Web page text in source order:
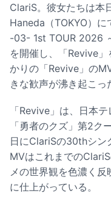
ClariS。彼女たちは本
Haneda（TOKYO）
-03- 1st TOUR 2026
を開催し、「Revive
かりの「Revive」の
きな歓声が沸き起こっ
「Revive」は、日本
「勇者のクズ」第2ク
日にClariSの30thシン
MVはこれまでの
メの世界観を色濃く
に仕上がっている。